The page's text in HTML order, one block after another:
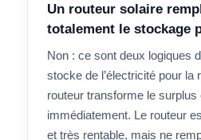
Un routeur solaire
totalement le stockage
Non : ce sont deux logiques
stocke de l’électricité pour la
routeur transforme le surplus
immédiatement. Le routeur
et très rentable, mais ne